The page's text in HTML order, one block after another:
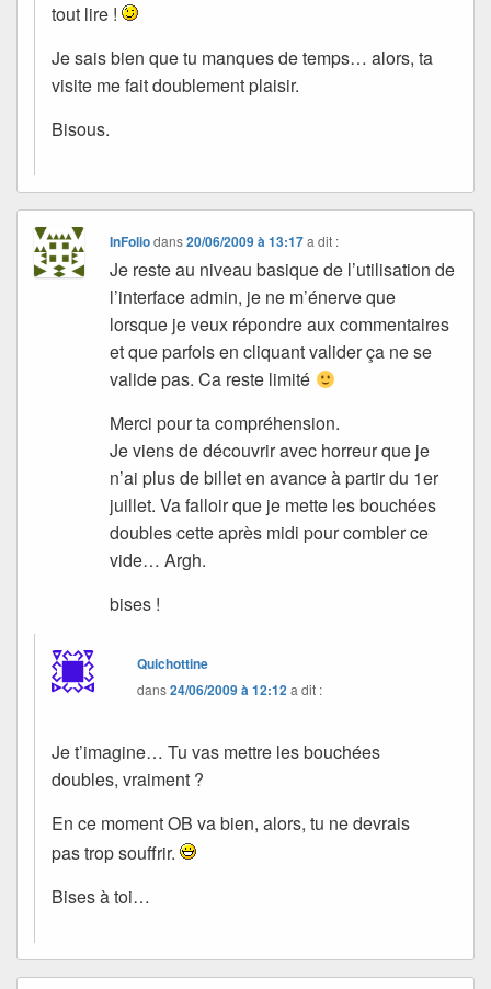
tout lire !
Je sais bien que tu manques de temps… alors, ta
visite me fait doublement plaisir.
Bisous.
InFoliodans20/06/2009 à 13:17 a dit :
Je reste au niveau basique de l’utilisation de
l’interface admin, je ne m’énerve que
lorsque je veux répondre aux commentaires
et que parfois en cliquant valider ça ne se
valide pas. Ca reste limité
Merci pour ta compréhension.
Je viens de découvrir avec horreur que je
n’ai plus de billet en avance à partir du 1er
juillet. Va falloir que je mette les bouchées
doubles cette après midi pour combler ce
vide… Argh.
bises !
Quichottine
dans24/06/2009 à 12:12a dit :
Je t’imagine… Tu vas mettre les bouchées
doubles, vraiment ?
En ce moment OB va bien, alors, tu ne devrais
pas trop souffrir.
Bises à toi…